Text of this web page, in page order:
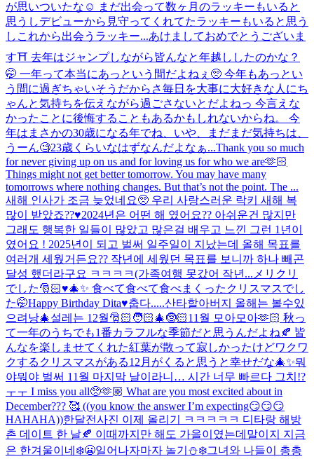
が思いついたな☺️ まだ出会って数ヶ月のラッキーもいると
思うしデビューから見守ってくれてたラッキーもいると思う
しこれから出会うラッキー...あけましておめでとうございま
す⛩ 去年はジャンプしながら皆んなと年越ししたのかな？
🤭 一年って本当にあっという間だよねぇ🥺 今年もあっとい
う間に過ぎちゃいそうだからさ毎日を大事に大好きな人にち
ゃんと気持ちを伝えながら過ごさないとだよねっ 今言えな
かったことに後悔することもあるかもしれないからね。 今
年はまさかの30歳になる年でね、いや、まだまだ気持ちは、
うーん🧐23歳くらいなはずなんだよなぁ...Thank you so much
for never giving up on us and for loving us for who we are🫶🏻
Things might not get better tomorrow. You may have many
tomorrows where nothing changes. But that’s not the point. The ...
새해 인사가 조금 늦었네요🥺 우리 사랑스러운 락키 새해 복
많이 받았죠??♥️2024년은 어떤 해 였어요?? 아쉬운건 많지만
그래도 행복한 일들이 많았고 많은걸 배우고 느낀 그런 1년이
였어요 ! 2025년이 되고 벌써 일주일이 지났는데 올해 목표를
여러개 세웠거든요?? 작년에 세웠던 목표를 보니까 하나 빼곤
달성 했더라구요 ㅋㅋㅋㅋ(가족여행 못갔어 작년... メリクリ
でした🎅🏻♥️🎄✨ 食べて食べて食べまくったクリスマスでし
た🤭Happy Birthday Dita♥️춥다.....산타할아버지 올해는 볼수있
으려낭🎄설레는 12월🎅🏻🧑🏻‍🎄🤶🏻11월 모아모아🫶🏻 秋っ
て一年のうちでも1番カラフルな季節だと思うんだよね🍂 皆
んなを楽しませてくれた紅葉が散って寂しかったけどワクワ
クするクリスマスがある12月がくると思うと幸せだな🎄✨뭐
야뭐야 벌써 11월 마지막 날이라니… 시간 너무 빠르다 그치!?
ㅜㅜ I miss you all🥺🫶🏼 What are you most excited about in
December??? 🥰 ((you know the answer I’m expecting😏😏😏
HAHAHA))한달전사진 이제 올리기 ㅋㅋㅋㅋㅋ 디타랑 해방
촌 데이트 한 날🍂 이때까지만 해도 가을이였는데말이지 지금
은 한겨울이네❄️😬일어나자마자 놀기⛄❄️그녀와 나들이 총총